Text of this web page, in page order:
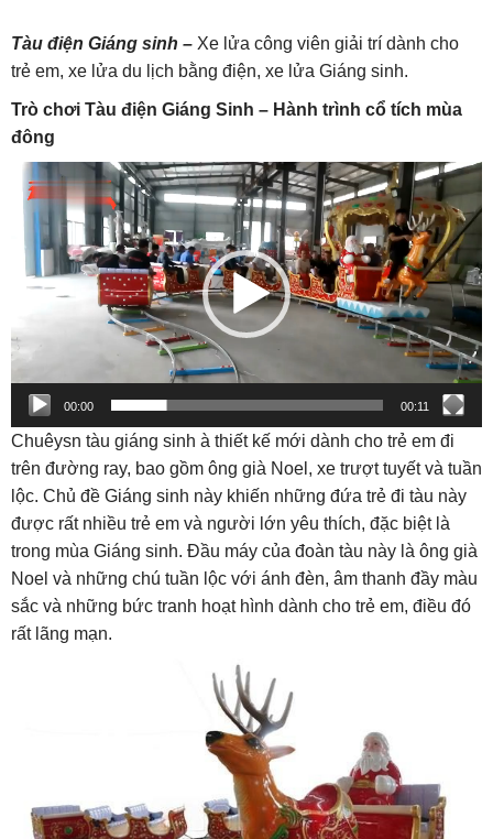
Tàu điện Giáng sinh – Xe lửa công viên giải trí dành cho
trẻ em, xe lửa du lịch bằng điện, xe lửa Giáng sinh.
Trò chơi Tàu điện Giáng Sinh – Hành trình cổ tích mùa
đông
Trình
chơi
Video
00:00 00:11
Chuêysn tàu giáng sinh à thiết kế mới dành cho trẻ em đi
trên đường ray, bao gồm ông già Noel, xe trượt tuyết và tuần
lộc. Chủ đề Giáng sinh này khiến những đứa trẻ đi tàu này
được rất nhiều trẻ em và người lớn yêu thích, đặc biệt là
trong mùa Giáng sinh. Đầu máy của đoàn tàu này là ông già
Noel và những chú tuần lộc với ánh đèn, âm thanh đầy màu
sắc và những bức tranh hoạt hình dành cho trẻ em, điều đó
rất lãng mạn.